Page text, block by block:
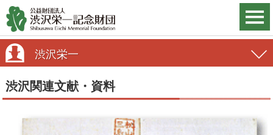
渋沢栄一
渋沢関連文献・資料